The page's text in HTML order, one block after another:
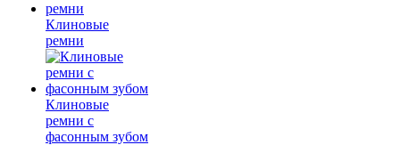
Клиновые
ремни
Клиновые
ремни с
фасонным зубом